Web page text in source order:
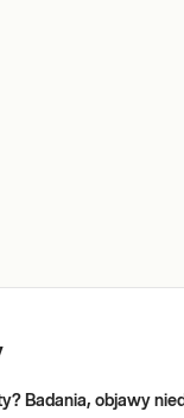
Badania, objawy